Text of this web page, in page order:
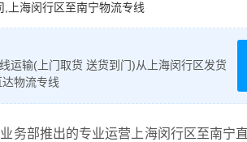
,上海闵行区至南宁物流专线
运输(上门取货 送货到门)从上海闵行区发货
物流专线
务部推出的专业运营上海闵行区至南宁